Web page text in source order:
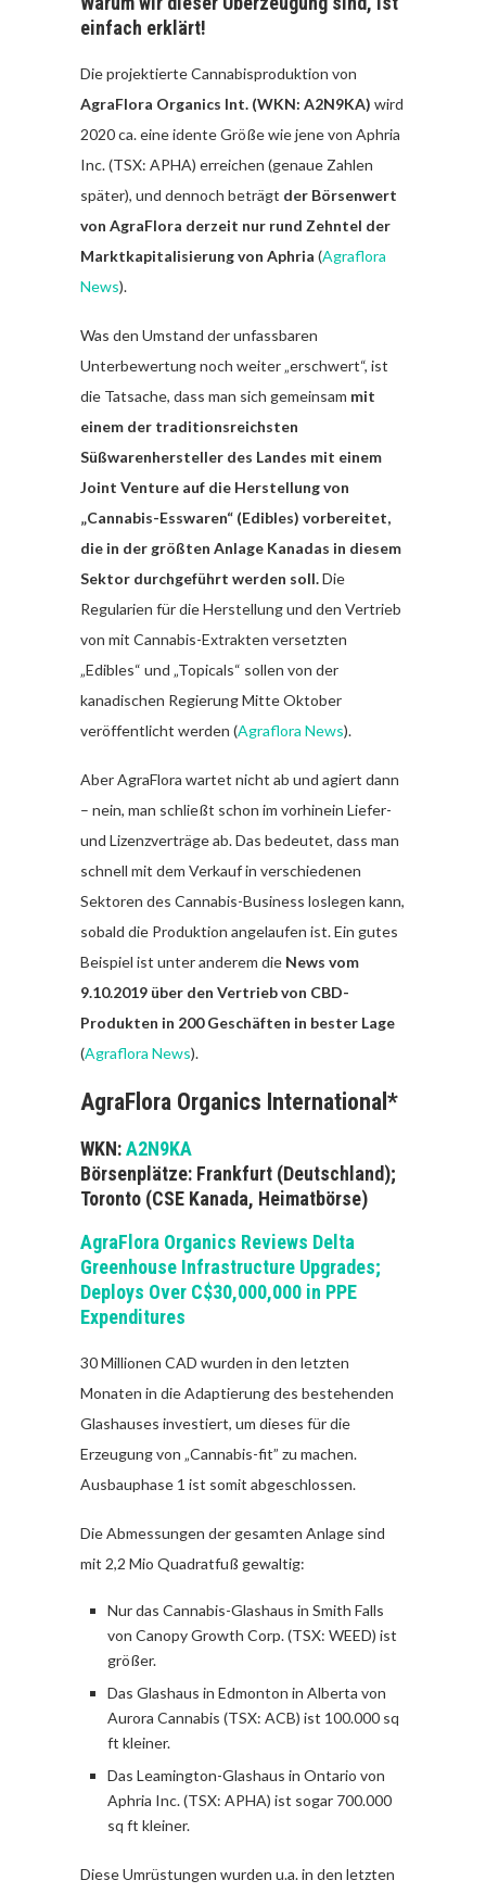
einfach erklärt!
Die projektierte Cannabisproduktion von
AgraFlora Organics Int. (WKN: A2N9KA) wird
2020 ca. eine idente Größe wie jene von Aphria
Inc. (TSX: APHA) erreichen (genaue Zahlen
später), und dennoch beträgt der Börsenwert
von AgraFlora derzeit nur rund Zehntel der
Marktkapitalisierung von Aphria (Agraflora
News).
Was den Umstand der unfassbaren
Unterbewertung noch weiter „erschwert“, ist
die Tatsache, dass man sich gemeinsam mit
einem der traditionsreichsten
Süßwarenhersteller des Landes mit einem
Joint Venture auf die Herstellung von
„Cannabis-Esswaren“ (Edibles) vorbereitet,
die in der größten Anlage Kanadas in diesem
Sektor durchgeführt werden soll.Die
Regularien für die Herstellung und den Vertrieb
von mit Cannabis-Extrakten versetzten
„Edibles“ und „Topicals“ sollen von der
kanadischen Regierung Mitte Oktober
veröffentlicht werden (Agraflora News).
Aber AgraFlora wartet nicht ab und agiert dann
– nein, man schließt schon im vorhinein Liefer-
und Lizenzverträge ab. Das bedeutet, dass man
schnell mit dem Verkauf in verschiedenen
Sektoren des Cannabis-Business loslegen kann,
sobald die Produktion angelaufen ist. Ein gutes
Beispiel ist unter anderem die News vom
9.10.2019 über den Vertrieb von CBD-
Produkten in 200 Geschäften in bester Lage
(Agraflora News).
AgraFlora Organics International*
WKN:A2N9KA
Börsenplätze: Frankfurt (Deutschland);
Toronto (CSE Kanada, Heimatbörse)
AgraFlora Organics Reviews Delta
Greenhouse Infrastructure Upgrades;
Deploys Over C$30,000,000 in PPE
Expenditures
30 Millionen CAD wurden in den letzten
Monaten in die Adaptierung des bestehenden
Glashauses investiert, um dieses für die
Erzeugung von „Cannabis-fit” zu machen.
Ausbauphase 1 ist somit abgeschlossen.
Die Abmessungen der gesamten Anlage sind
mit 2,2 Mio Quadratfuß gewaltig:
Nur das Cannabis-Glashaus in Smith Falls
von Canopy Growth Corp. (TSX: WEED) ist
größer.
Das Glashaus in Edmonton in Alberta von
Aurora Cannabis (TSX: ACB) ist 100.000 sq
ft kleiner.
Das Leamington-Glashaus in Ontario von
Aphria Inc. (TSX: APHA) ist sogar 700.000
sq ft kleiner.
Diese Umrüstungen wurden u.a. in den letzten